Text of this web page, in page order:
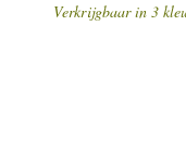
Verkrijgbaar in 3